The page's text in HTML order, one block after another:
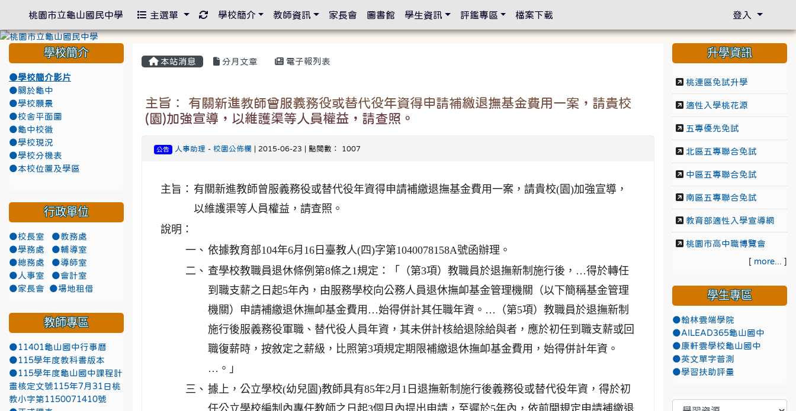
本站消息 分月文章 電子報列表
主旨： 有關新進教師曾服義務役或替代役年資得申請補繳退撫基金費用一案，請貴校
(園)加強宣導，以維護渠等人員權益，請查照。
公告 人事助理 - 校園公佈欄 | 2015-06-23 | 點閱數： 1007
主旨： 有關新進教師曾服義務役或替代役年資得申請補繳退撫基金費用一案，請貴校(園)加強宣導，
以維護渠等人員權益，請查照。
說明：
一、 依據教育部104年6月16日臺教人(四)字第1040078158A號函辦理。
二、 查學校教職員退休條例第8條之1規定：「（第3項）教職員於退撫新制施行後，…得於轉任
到職支薪之日起5年內，由服務學校向公務人員退休撫卹基金管理機關（以下簡稱基金管理
機關）申請補繳退休撫卹基金費用…始得併計其任職年資。…（第5項）教職員於退撫新制
施行後服義務役軍職、替代役人員年資，其未併計核給退除給與者，應於初任到職支薪或回
職復薪時，按敘定之薪級，比照第3項規定期限補繳退休撫卹基金費用，始得併計年資。
…。」
三、 據上，公立學校(幼兒園)教師具有85年2月1日退撫新制施行後義務役或替代役年資，得於初
學校簡介
●學校簡介影片
●關於龜中
●學校願景
●校舍平面圖
●龜中校徽
●學校現況
●學校分機表
●本校位置及學區
行政單位
●校長室
●教務處
●學務處
●輔導室
●總務處
●導師室
●人事室
●會計室
●家長會
●場地租借
教師專區
●11401龜山國中行事曆
●115學年度教科書版本
●115學年度龜山國中課程計
畫核定文號115年7月31日桃
教小字第1150071410號
升學資訊
桃連區免試升學
適性入學桃花源
五專優先免試
北區五專聯合免試
中區五專聯合免試
南區五專聯合免試
教育部適性入學宣導網
桃園市高中職博覽會
[ more... ]
學生專區
●翰林雲端學院
●AILEAD365龜山國中
●康軒雲學校龜山國中
●英文單字普測
●學習扶助評量
桃園市立龜山國民中學 主選單 重新取得佈景設定
學校簡介 教師資訊 家長會 圖書館 學生資訊 評鑑專區 檔案下載 登入